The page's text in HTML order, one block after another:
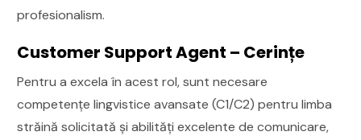
profesionalism.
Customer Support Agent – Cerințe
Pentru a excela în acest rol, sunt necesare
competențe lingvistice avansate (C1/C2) pentru limba
străină solicitată și abilități excelente de comunicare,